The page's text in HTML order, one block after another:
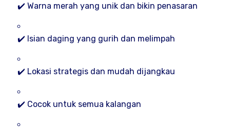
✔️ Warna merah yang unik dan bikin penasaran
✔️ Isian daging yang gurih dan melimpah
✔️ Lokasi strategis dan mudah dijangkau
✔️ Cocok untuk semua kalangan